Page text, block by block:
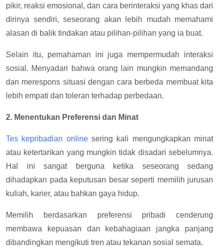
pikir, reaksi emosional, dan cara berinteraksi yang khas dari
dirinya sendiri, seseorang akan lebih mudah memahami
alasan di balik tindakan atau pilihan-pilihan yang ia buat.
Selain itu, pemahaman ini juga mempermudah interaksi
sosial. Menyadari bahwa orang lain mungkin memandang
dan merespons situasi dengan cara berbeda membuat kita
lebih empati dan toleran terhadap perbedaan.
2. Menentukan Preferensi dan Minat
Tes kepribadian onlinesering kali mengungkapkan minat
atau ketertarikan yang mungkin tidak disadari sebelumnya.
Hal ini sangat berguna ketika seseorang sedang
dihadapkan pada keputusan besar seperti memilih jurusan
kuliah, karier, atau bahkan gaya hidup.
Memilih berdasarkan preferensi pribadi cenderung
membawa kepuasan dan kebahagiaan jangka panjang
dibandingkan mengikuti tren atau tekanan sosial semata.